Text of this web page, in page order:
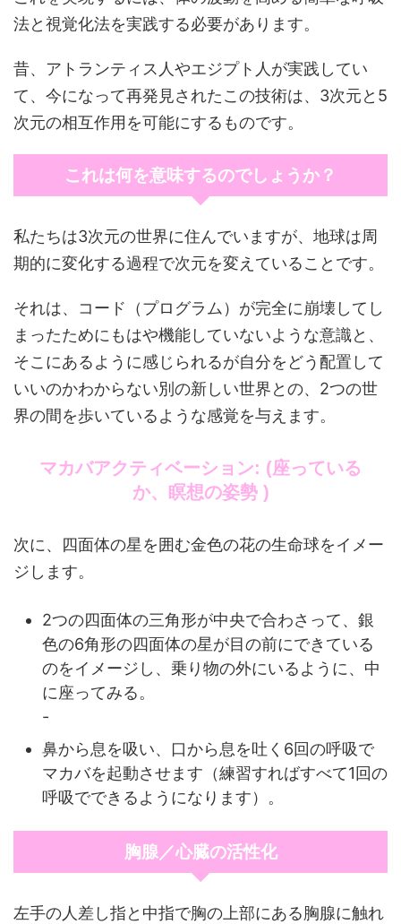
法と視覚化法を実践する必要があります。
昔、アトランティス人やエジプト人が実践してい
て、今になって再発見されたこの技術は、3次元と5
次元の相互作用を可能にするものです。
これは何を意味するのでしょうか？
私たちは3次元の世界に住んでいますが、地球は周
期的に変化する過程で次元を変えていることです。
それは、コード（プログラム）が完全に崩壊してし
まったためにもはや機能していないような意識と、
そこにあるように感じられるが自分をどう配置して
いいのかわからない別の新しい世界との、2つの世
界の間を歩いているような感覚を与えます。
マカバアクティベーション: (座っている
か、瞑想の姿勢 )
次に、四面体の星を囲む金色の花の生命球をイメー
ジします。
2つの四面体の三角形が中央で合わさって、銀
色の6角形の四面体の星が目の前にできている
のをイメージし、乗り物の外にいるように、中
に座ってみる。
-
鼻から息を吸い、口から息を吐く6回の呼吸で
マカバを起動させます（練習すればすべて1回の
呼吸でできるようになります）。
胸腺／心臓の活性化
左手の人差し指と中指で胸の上部にある胸腺に触れ